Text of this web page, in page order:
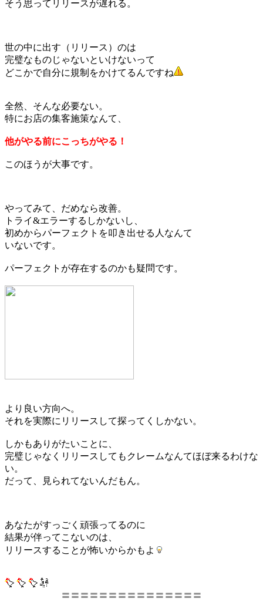
そう思ってリリースが遅れる。
世の中に出す（リリース）のは
完璧なものじゃないといけないって
どこかで自分に規制をかけてるんですね
全然、そんな必要ない。
特にお店の集客施策なんて、
他がやる前にこっちがやる！
このほうが大事です。
やってみて、だめなら改善。
トライ&エラーするしかないし、
初めからパーフェクトを叩き出せる人なんて
いないです。
パーフェクトが存在するのかも疑問です。
より良い方向へ。
それを実際にリリースして探ってくしかない。
しかもありがたいことに、
完璧じゃなくリリースしてもクレームなんてほぼ来るわけな
い。
だって、見られてないんだもん。
あなたがすっごく頑張ってるのに
結果が伴ってこないのは、
リリースすることが怖いからかもよ
〓〓〓〓〓〓〓〓〓〓〓〓〓〓〓